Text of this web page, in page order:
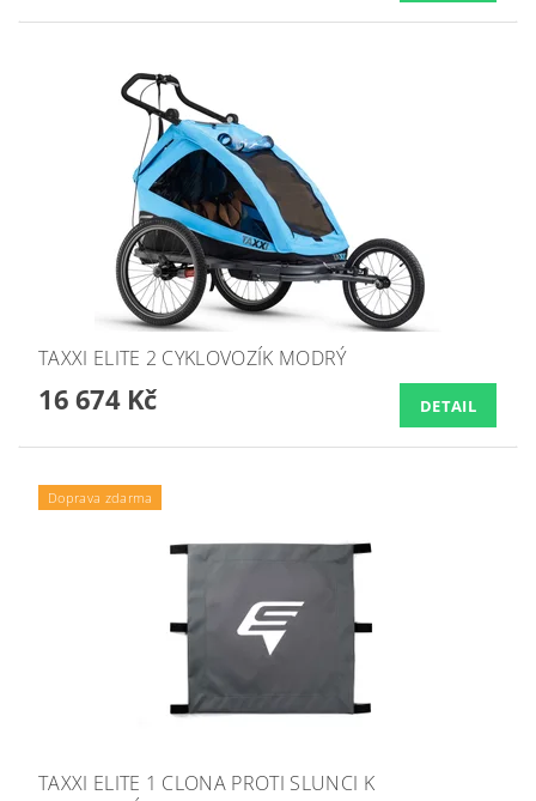
TAXXI ELITE 2 CYKLOVOZÍK MODRÝ
16 674 Kč DETAIL
Doprava zdarma
TAXXI ELITE 1 CLONA PROTI SLUNCI K